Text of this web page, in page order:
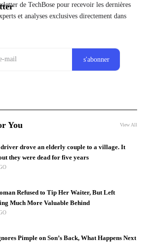
de TechBose pour recevoir les dernières
et analyses exclusives directement dans
You View All
drove an elderly couple to a village. It
they were dead for five years
Refused to Tip Her Waiter, But Left
Much More Valuable Behind
Pimple on Son’s Back, What Happens Next